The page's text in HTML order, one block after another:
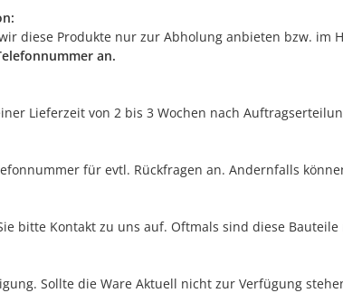
diese Produkte nur zur Abholung anbieten bzw. im
an.
Lieferzeit von 2 bis 3 Wochen nach
für evtl. Rückfragen an. Andernfalls
bitte Kontakt zu uns auf. Oftmals sind diese
Sollte die Ware Aktuell nicht zur Verfügung